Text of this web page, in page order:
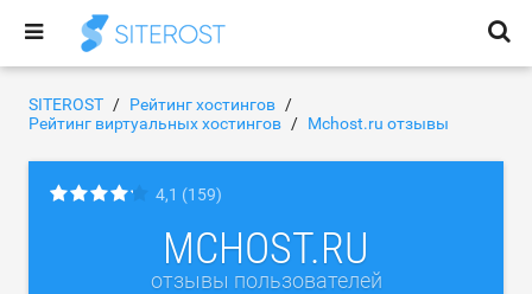
SITEROST
Рейтинг хостингов
Рейтинг виртуальных хостингов
Mchost.ru отзывы
4,1 (159)
MCHOST.RU
отзывы пользователей